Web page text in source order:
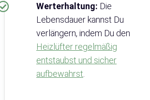
Werterhaltung: Die
Lebensdauer kannst Du
verlängern, indem Du den
Heizlüfter regelmäßig
entstaubst und sicher
aufbewahrst